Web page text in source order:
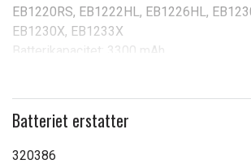
EB1220RS, EB1222HL, EB1226HL,
EB1230X, EB1233X
Batterikapacitet: 3300 mAh
Kapacitet:
Batteriet erstatter
320386